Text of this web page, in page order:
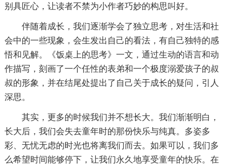
别具匠心，让读者不禁为小作者巧妙的构思叫好。
伴随着成长，我们逐渐学会了独立思考，对生活和社
会中的一些现象，会生发出自己的看法，有自己独特的感
悟和见解。《饭桌上的思考》一文，通过生动的语言和动
作描写，刻画了一个任性的表弟和一个极度溺爱孩子的叔
叔的形象，并在结尾处提出了自己关于成长的疑问，引人
深思。
其实，更多的时候我们并不想长大。我们渐渐明白，
长大后，我们会失去童年时的那份快乐与纯真。多姿多
彩、无忧无虑的时光也将离我们而去。如果可以，我们多
么希望时间能够停下，让我们永久地享受童年的快乐。在